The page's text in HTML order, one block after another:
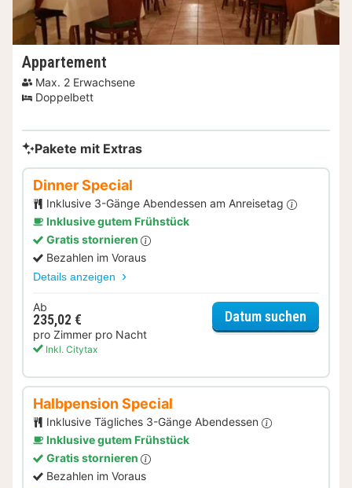
Appartement
Max. 2 Erwachsene
Doppelbett
Pakete mit Extras
Dinner Special
Inklusive 3-Gänge Abendessen am Anreisetag
Inklusive gutem Frühstück
Gratis stornieren
Bezahlen im Voraus
Details anzeigen
Ab
235,02 €
pro Zimmer pro Nacht
Inkl. Citytax
Datum suchen
Halbpension Special
Inklusive Tägliches 3-Gänge Abendessen
Inklusive gutem Frühstück
Gratis stornieren
Bezahlen im Voraus